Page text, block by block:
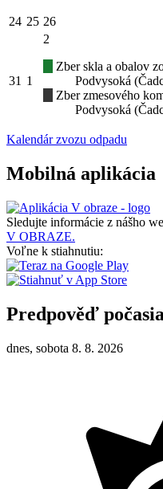
24 25 26
31 1
2
Zber skla a obalov
Podvysoká
Zber zmesového
Podvysoká
Kalendár zvozu odpadu
Mobilná aplikácia
Sledujte informácie z nášho
V OBRAZE.
Voľne k stiahnutiu:
Predpověď počasia
dnes, sobota 8. 8. 2026